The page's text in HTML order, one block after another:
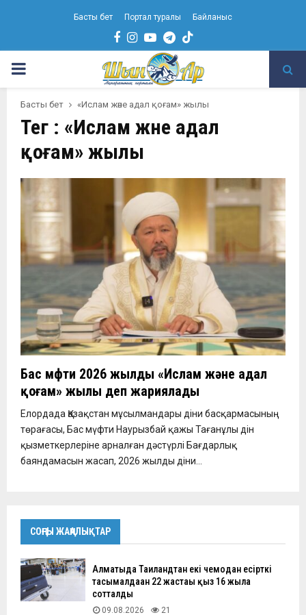
Басты бет Портал туралы Байланыс
Facebook
Instagram
YoutubeTelegram
PRIMARY
MENU
Басты бет «Ислам және адал қоғам» жылы
Тег : «Ислам және адал
қоғам» жылы
Бас мүфти 2026 жылды «Ислам және адал
қоғам» жылы деп жариялады
Елордада Қазақстан мұсылмандары діни басқармасының
төрағасы, Бас мүфти Наурызбай қажы Тағанұлы дін
қызметкерлеріне арналған дәстүрлі Бағдарлық
баяндамасын жасап, 2026 жылды діни...
СОҢҒЫ ЖАҢАЛЫҚТАР
Алматыда Таиландтан екі чемодан есірткі
тасымалдаған 22 жастағы қыз 16 жылға
сотталды
09.08.2026 21